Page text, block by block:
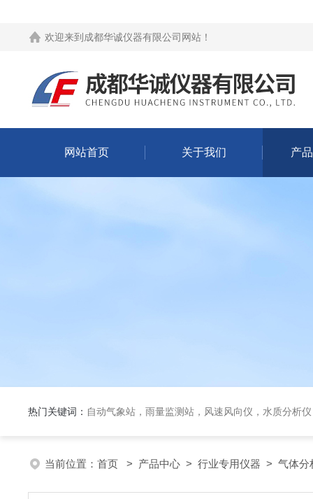
欢迎来到 成都华诚仪器有限公司网站 ！
网站首页 关于我们 产
热门关键词： 自动气象站，雨量监测站，风速风向仪，水质分析
当前位置： 首页 > 产品中心 > 行业专用仪器 > 气体分